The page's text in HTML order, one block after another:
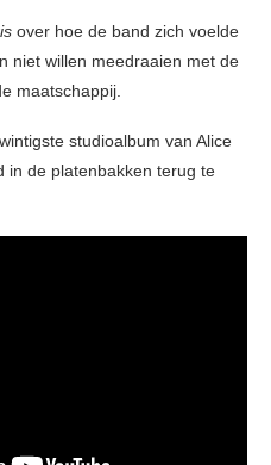
over hoe de band zich voelde
niet willen meedraaien met de
maatschappij.
studioalbum van Alice
in de platenbakken terug te